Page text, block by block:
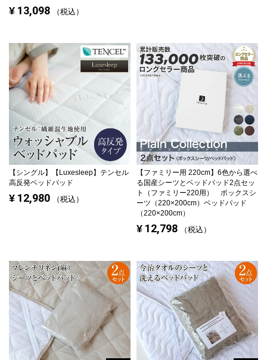
¥ 13,098 税込
【シングル】
【Luxesleep】テンセル
高反発ベッドパッド
¥ 12,980 税込
【ファミリー用 220cm】 6色から選べ
る国産シーツとベッドパッド2点セッ
ト（ファミリー220用） ボックスシ
ーツ（220×200cm）ベッドパッド
（220×200cm）
¥ 12,798 税込